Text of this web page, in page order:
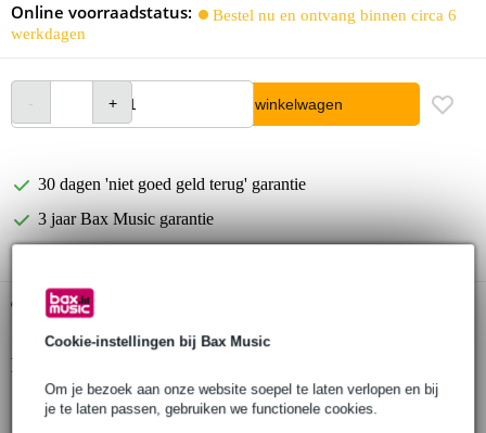
Cookie-instellingen bij Bax Music
Om je bezoek aan onze website soepel te laten verlopen en bij
je te laten passen, gebruiken we functionele cookies.
Online voorraadstatus:
Bestel nu en ontvang binnen circa 6
werkdagen
In winkelwagen
30 dagen 'niet goed geld terug' garantie
3 jaar Bax Music garantie
Gratis ophalen in de winkel
Productinformatie
diameter: 10 cm